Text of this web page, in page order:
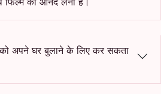
को अपने घर बुलाने के लिए कर सकता